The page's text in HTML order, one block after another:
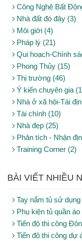
Công Nghệ Bất
Nhà đất đó đây (3)
Môi giới (4)
Pháp lý (21)
Qui hoạch-Chính
Phong Thủy (15)
Thị trường (46)
Ý kiến chuyên gia
Nhà ở xã hội-Tái
Tài chính (10)
Nhà đẹp (25)
Phân tích - Nhận
Training Corner (2)
BÀI VIẾT NHIỀU
Tay nắm tủ sử
Phụ kiện tủ quần
Tiến độ thi công
Tiến độ thi công dự